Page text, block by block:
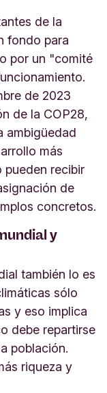
de la
fondo para
por un "comité
de 2023
de la COP28,
ambigüedad
más
recibir
de
concretos.
y
también lo es
sólo
y eso implica
debe repartirse
población.
riqueza y